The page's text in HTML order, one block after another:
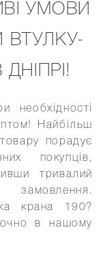
УМОВИ
необхідності
Найбільш
порадує
покупців,
тривалий
замовлення.
крана 190?
в нашому